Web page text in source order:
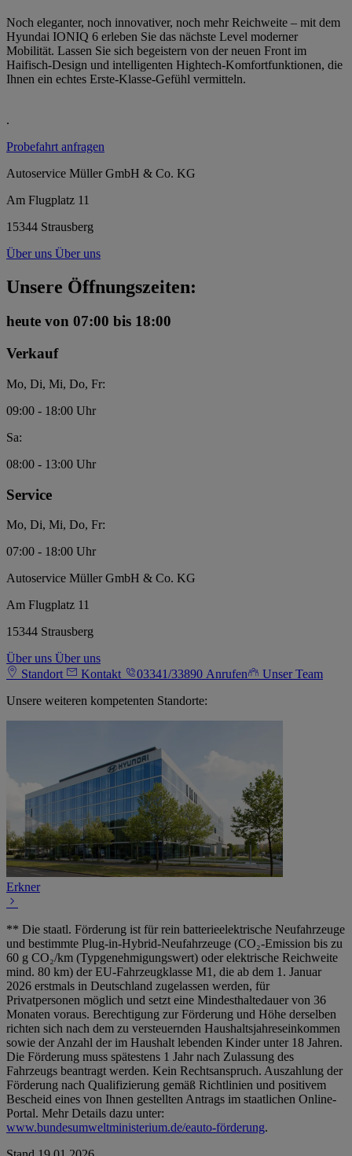
Noch eleganter, noch innovativer, noch mehr Reichweite – mit dem
Hyundai IONIQ 6 erleben Sie das nächste Level moderner
Mobilität. Lassen Sie sich begeistern von der neuen Front im
Haifisch-Design und intelligenten Hightech-Komfortfunktionen, die
Ihnen ein echtes Erste-Klasse-Gefühl vermitteln.
.
Probefahrt anfragen
Autoservice Müller GmbH & Co. KG
Am Flugplatz 11
15344 Strausberg
Über uns Über uns
Unsere Öffnungszeiten:
heute von 07:00 bis 18:00
Verkauf
Mo, Di, Mi, Do, Fr:
09:00 - 18:00 Uhr
Sa:
08:00 - 13:00 Uhr
Service
Mo, Di, Mi, Do, Fr:
07:00 - 18:00 Uhr
Autoservice Müller GmbH & Co. KG
Am Flugplatz 11
15344 Strausberg
Über uns Über uns
Standort
Kontakt 03341/33890 Anrufen
Unser Team
Unsere weiteren kompetenten Standorte:
Erkner
** Die staatl. Förderung ist für rein batterieelektrische Neufahrzeuge
und bestimmte Plug-in-Hybrid-Neufahrzeuge (CO₂-Emission bis zu
60 g CO₂/km (Typgenehmigungswert) oder elektrische Reichweite
mind. 80 km) der EU-Fahrzeugklasse M1, die ab dem 1. Januar
2026 erstmals in Deutschland zugelassen werden, für
Privatpersonen möglich und setzt eine Mindesthaltedauer von 36
Monaten voraus. Berechtigung zur Förderung und Höhe derselben
richten sich nach dem zu versteuernden Haushaltsjahreseinkommen
sowie der Anzahl der im Haushalt lebenden Kinder unter 18 Jahren.
Die Förderung muss spätestens 1 Jahr nach Zulassung des
Fahrzeugs beantragt werden. Kein Rechtsanspruch. Auszahlung der
Förderung nach Qualifizierung gemäß Richtlinien und positivem
Bescheid eines von Ihnen gestellten Antrags im staatlichen Online-
Portal. Mehr Details dazu unter:
www.bundesumweltministerium.de/eauto-förderung.